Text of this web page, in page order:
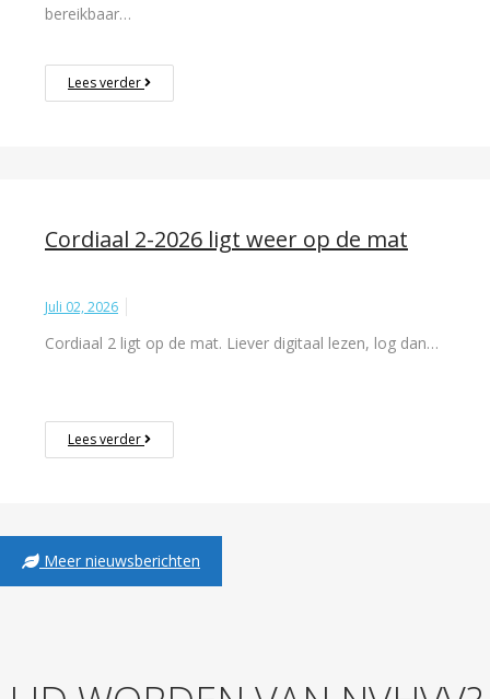
bereikbaar…
Lees verder
Cordiaal 2-2026 ligt weer op de mat
Juli 02, 2026
Cordiaal 2 ligt op de mat. Liever digitaal lezen, log dan…
Lees verder
Meer nieuwsberichten